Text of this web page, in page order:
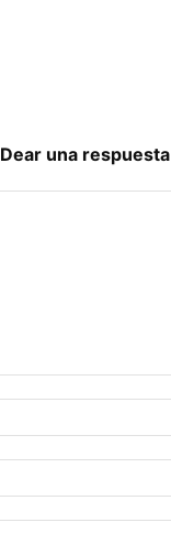
Dear una respuesta